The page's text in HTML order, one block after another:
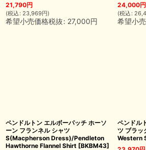
21,790円
(税込 : 23,969円)
希望小売価格税抜: 27,000円
24,000円
(税込 :
希望小
ペンドルトン エルボーパッチ ホーソ
ーン フランネル シャツ
S(Macpherson Dress)/Pendleton
Hawthorne Flannel Shirt [BKBM43]
ペンドル
ツ ブラ
Western